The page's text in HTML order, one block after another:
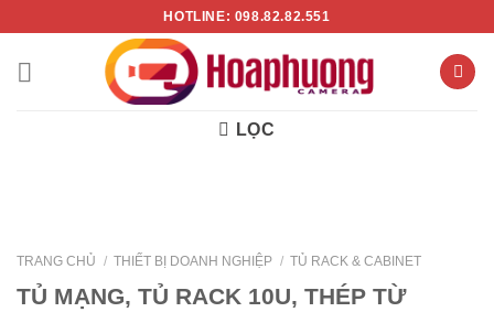
nội
HOTLINE: 098.82.82.551
LỌC
TRANG CHỦ / THIẾT BỊ DOANH NGHIỆP / TỦ RACK & CABINET
TỦ MẠNG, TỦ RACK 10U, THÉP TỪ